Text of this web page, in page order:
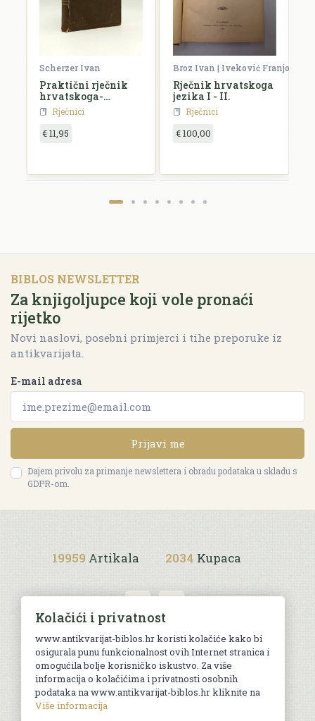
Scherzer Ivan
Praktični rječnik
hrvatskoga-
srpskoga i
njemačkoga jezika
Rječnici
€ 11,95
Broz Ivan | Iveković Franjo
Rječnik hrvatskoga
jezika I - II.
Rječnici
€ 100,00
BIBLOS NEWSLETTER
Za knjigoljupce koji vole pronaći
rijetko
Novi naslovi, posebni primjerci i tihe preporuke iz
antikvarijata.
E-mail adresa
Prijavi me
Dajem privolu za primanje newslettera i obradu podataka u skladu s
GDPR-om.
19959 Artikala 2034 Kupaca
Uvjeti kupnje
Kolačići i privatnost
www.antikvarijat-biblos.hr koristi kolačiće kako bi
osigurala punu funkcionalnost ovih Internet stranica i
omogućila bolje korisničko iskustvo. Za više
informacija o kolačićima i privatnosti osobnih
podataka na www.antikvarijat-biblos.hr kliknite na
Više informacija